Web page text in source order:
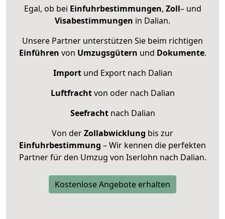
Egal, ob bei Einfuhrbestimmungen, Zoll– und
Visabestimmungen in Dalian.
Unsere Partner unterstützen Sie beim richtigen
Einführen von Umzugsgütern und Dokumente.
Importund Export nach Dalian
Luftfrachtvon oder nach Dalian
Seefrachtnach Dalian
Von derZollabwicklung bis zur
Einfuhrbestimmung – Wir kennen die perfekten
Partner für den Umzug von Iserlohn nach Dalian.
Kostenlose Angebote erhalten